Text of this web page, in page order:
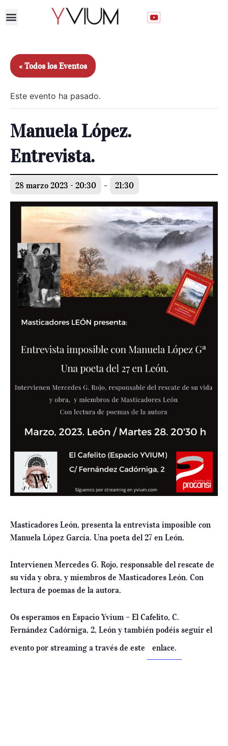
« Todos los Eventos
Este evento ha pasado.
Manuela López.
Entrevista.
28 marzo 2023 - 20:30 - 21:30
Masticadores León, presenta la entrevista imposible con
Manuela López García. Una poeta del 27 en León.
Intervienen Mercedes G. Rojo, responsable del rescate de
su vida y obra, y miembros de Masticadores León. Con
lectura de poemas de la autora.
Os esperamos en Espacio Yvium – El Cafelito, C.
Fernández Cadórniga, 2, León y también podéis seguir el
evento por streaming a través de este
enlace.